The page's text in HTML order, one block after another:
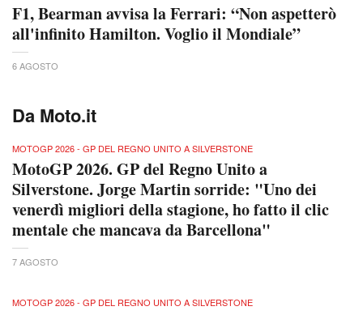
F1, Bearman avvisa la Ferrari: “Non aspetterò
all'infinito Hamilton. Voglio il Mondiale”
6 AGOSTO
Da Moto.it
MOTOGP 2026 - GP DEL REGNO UNITO A SILVERSTONE
MotoGP 2026. GP del Regno Unito a
Silverstone. Jorge Martin sorride: "Uno dei
venerdì migliori della stagione, ho fatto il clic
mentale che mancava da Barcellona"
7 AGOSTO
MOTOGP 2026 - GP DEL REGNO UNITO A SILVERSTONE